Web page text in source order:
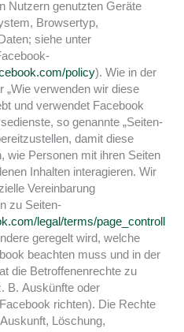
Nutzern genutzten Geräte
Browsertyp,
siehe unter
policy). Wie in der
„Wie verwenden wir diese
und verwendet Facebook
so genannte „Seiten-
damit diese
wie Personen mit ihren Seiten
Inhalten interagieren. Wir
Vereinbarung
zu Seiten-
legal/terms/page_controll
geregelt wird, welche
beachten muss und in der
die Betroffenenrechte zu
B. Auskünfte oder
richten). Die Rechte
Löschung,